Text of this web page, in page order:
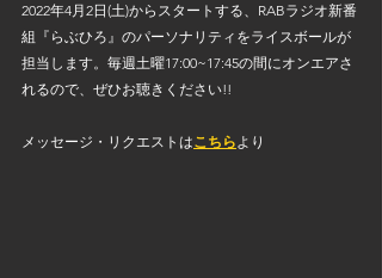
2022年4月2日(土)からスタートする、RABラジオ新番
組『らぶひろ』のパーソナリティをライスボールが
担当します。毎週土曜17:00~17:45の間にオンエアさ
れるので、ぜひお聴きください!!
メッセージ・リクエストはこちらより